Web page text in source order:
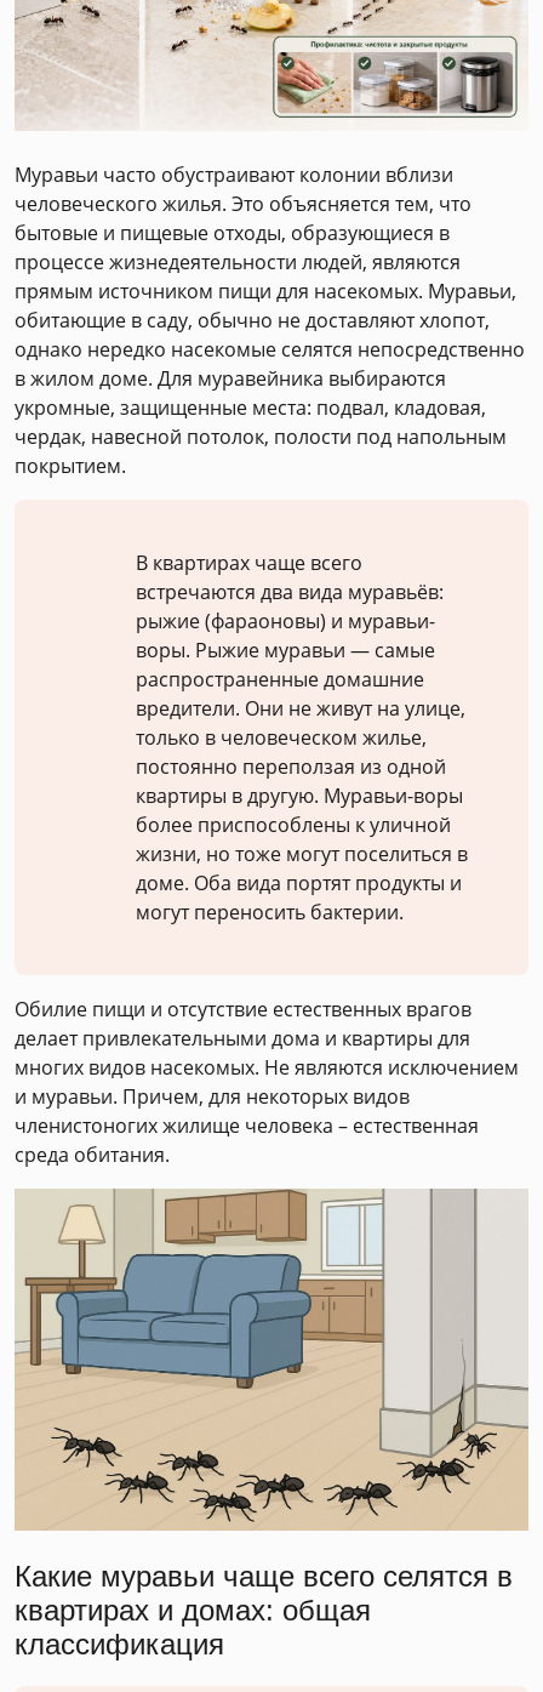
Муравьи часто обустраивают колонии вблизи
человеческого жилья. Это объясняется тем, что
бытовые и пищевые отходы, образующиеся в
процессе жизнедеятельности людей, являются
прямым источником пищи для насекомых. Муравьи,
обитающие в саду, обычно не доставляют хлопот,
однако нередко насекомые селятся непосредственно
в жилом доме. Для муравейника выбираются
укромные, защищенные места: подвал, кладовая,
чердак, навесной потолок, полости под напольным
покрытием.
В квартирах чаще всего
встречаются два вида муравьёв:
рыжие (фараоновы) и муравьи-
воры. Рыжие муравьи — самые
распространенные домашние
вредители. Они не живут на улице,
только в человеческом жилье,
постоянно переползая из одной
квартиры в другую. Муравьи-воры
более приспособлены к уличной
жизни, но тоже могут поселиться в
доме. Оба вида портят продукты и
могут переносить бактерии.
Обилие пищи и отсутствие естественных врагов
делает привлекательными дома и квартиры для
многих видов насекомых. Не являются исключением
и муравьи. Причем, для некоторых видов
членистоногих жилище человека – естественная
среда обитания.
Какие муравьи чаще всего селятся в
квартирах и домах: общая
классификация